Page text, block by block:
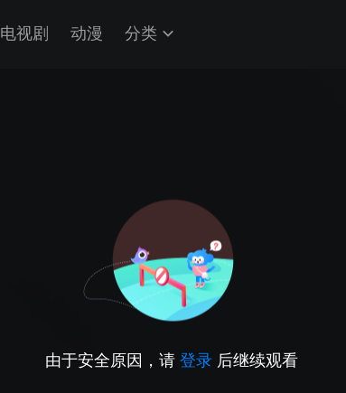
电视剧 动漫 分类
由于安全原因，请 登录 后继续观看